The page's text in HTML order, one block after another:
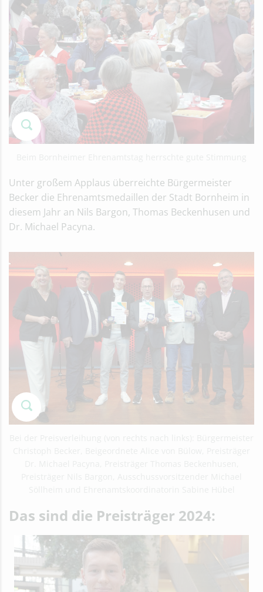
Unter großem Applaus überreichte Bürgermeister
Becker die Ehrenamtsmedaillen der Stadt Bornheim in
diesem Jahr an Nils Bargon, Thomas Beckenhusen und
Dr. Michael Pacyna.
Das sind die Preisträger 2024: